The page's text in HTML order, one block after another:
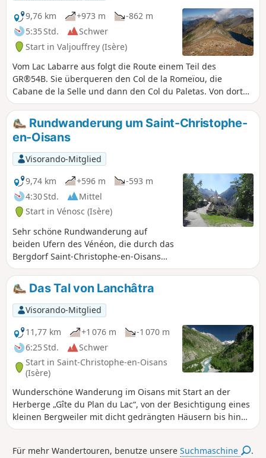
9,76 km
+973 m
-862 m
5:35 Std.
Schwer
Start in Valjouffrey (Isère)
Vom Lac Labarre aus folgt die Route einem Teil des
GR®54B. Sie überqueren den Col de la Romeïou, die
Cabane de la Selle und dann den Col du Paletas. Von dort
aus führt Sie eine wilde Wanderung über die Bergkämme,
vorbei am Neyrard auf 2796 m Höhe, zum Lac du Vallon.
Rundwanderung um Saint-Christophe-
en-Oisans
Visorando-Mitglied
9,74 km
+596 m
-593 m
4:30 Std.
Mittel
Start in Vénosc (Isère)
Sehr schöne Rundwanderung auf
beiden Ufern des Vénéon, die durch das
Bergdorf Saint-Christophe-en-Oisans
führt, die Heimat von Père Gaspard, der
1877 den Meije bestieg. Sie kommen an
zwei herrlichen Wasserfällen vorbei, von
denen Sie sich unter einem, wenn Sie
den Mut dazu haben, beim Schwimmen
erfrischen können.
Das Tal von Lanchâtra
Visorando-Mitglied
11,77 km
+1 076 m
-1 070 m
6:25 Std.
Schwer
Start in Saint-Christophe-en-Oisans
(Isère)
Wunderschöne Wanderung im Oisans mit Start an der
Herberge „Gîte du Plan du Lac“, von der Besichtigung eines
kleinen Bergweiler mit dicht gedrängten Häusern bis hin
zum grandiosen Panorama auf die Pointe Swan (3294 m),
Für mehr Wandertouren, benutze unsereSuchmaschine .